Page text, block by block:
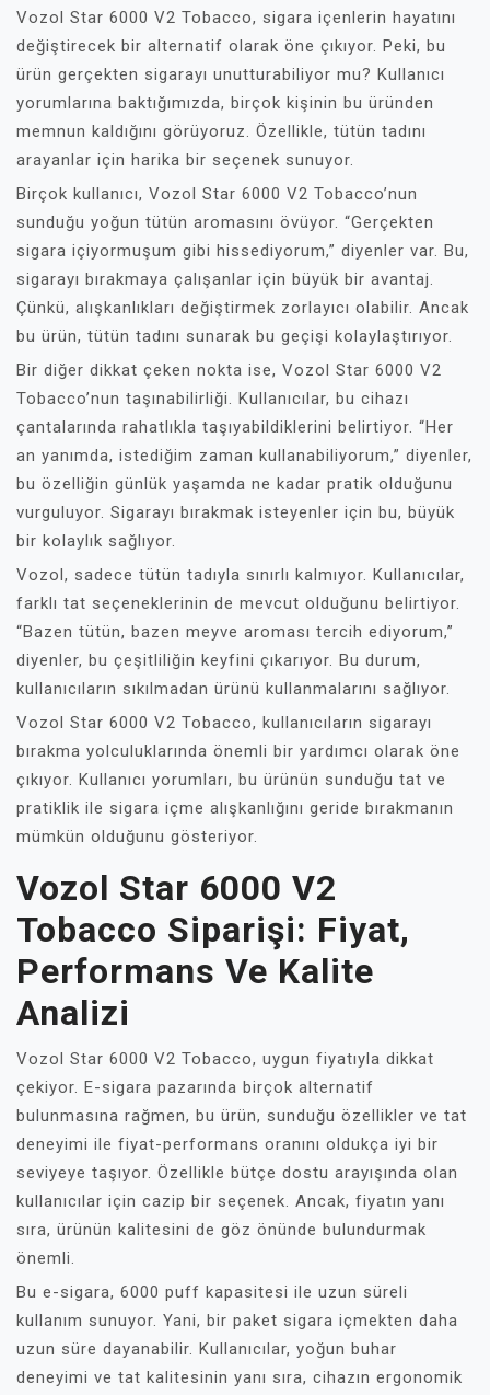
Vozol Star 6000 V2 Tobacco, sigara içenlerin hayatını
değiştirecek bir alternatif olarak öne çıkıyor. Peki, bu
ürün gerçekten sigarayı unutturabiliyor mu? Kullanıcı
yorumlarına baktığımızda, birçok kişinin bu üründen
memnun kaldığını görüyoruz. Özellikle, tütün tadını
arayanlar için harika bir seçenek sunuyor.
Birçok kullanıcı, Vozol Star 6000 V2 Tobacco’nun
sunduğu yoğun tütün aromasını övüyor. “Gerçekten
sigara içiyormuşum gibi hissediyorum,” diyenler var. Bu,
sigarayı bırakmaya çalışanlar için büyük bir avantaj.
Çünkü, alışkanlıkları değiştirmek zorlayıcı olabilir. Ancak
bu ürün, tütün tadını sunarak bu geçişi kolaylaştırıyor.
Bir diğer dikkat çeken nokta ise, Vozol Star 6000 V2
Tobacco’nun taşınabilirliği. Kullanıcılar, bu cihazı
çantalarında rahatlıkla taşıyabildiklerini belirtiyor. “Her
an yanımda, istediğim zaman kullanabiliyorum,” diyenler,
bu özelliğin günlük yaşamda ne kadar pratik olduğunu
vurguluyor. Sigarayı bırakmak isteyenler için bu, büyük
bir kolaylık sağlıyor.
Vozol, sadece tütün tadıyla sınırlı kalmıyor. Kullanıcılar,
farklı tat seçeneklerinin de mevcut olduğunu belirtiyor.
“Bazen tütün, bazen meyve aroması tercih ediyorum,”
diyenler, bu çeşitliliğin keyfini çıkarıyor. Bu durum,
kullanıcıların sıkılmadan ürünü kullanmalarını sağlıyor.
Vozol Star 6000 V2 Tobacco, kullanıcıların sigarayı
bırakma yolculuklarında önemli bir yardımcı olarak öne
çıkıyor. Kullanıcı yorumları, bu ürünün sunduğu tat ve
pratiklik ile sigara içme alışkanlığını geride bırakmanın
mümkün olduğunu gösteriyor.
Vozol Star 6000 V2
Tobacco Siparişi: Fiyat,
Performans Ve Kalite
Analizi
Vozol Star 6000 V2 Tobacco, uygun fiyatıyla dikkat
çekiyor. E-sigara pazarında birçok alternatif
bulunmasına rağmen, bu ürün, sunduğu özellikler ve tat
deneyimi ile fiyat-performans oranını oldukça iyi bir
seviyeye taşıyor. Özellikle bütçe dostu arayışında olan
kullanıcılar için cazip bir seçenek. Ancak, fiyatın yanı
sıra, ürünün kalitesini de göz önünde bulundurmak
önemli.
Bu e-sigara, 6000 puff kapasitesi ile uzun süreli
kullanım sunuyor. Yani, bir paket sigara içmekten daha
uzun süre dayanabilir. Kullanıcılar, yoğun buhar
deneyimi ve tat kalitesinin yanı sıra, cihazın ergonomik